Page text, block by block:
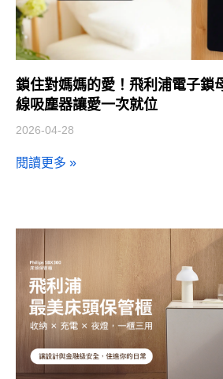
鎖住對媽媽的愛！飛利浦電子鎖
線吸塵器讓愛一次就位
2026-04-28
閱讀更多 »